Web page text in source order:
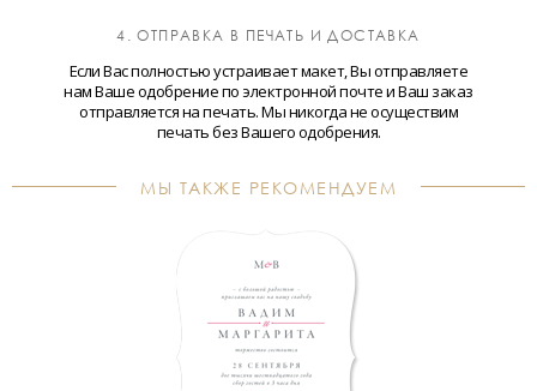
4. ОТПРАВКА В ПЕЧАТЬ И ДОСТАВКА
Если Вас полностью устраивает макет, Вы отправляете
нам Ваше одобрение по электронной почте и Ваш заказ
отправляется на печать. Мы никогда не осуществим
печать без Вашего одобрения.
МЫ ТАКЖЕ РЕКОМЕНДУЕМ